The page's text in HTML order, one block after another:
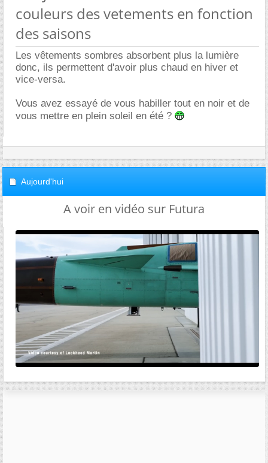
couleurs des vetements en fonction
des saisons
Les vêtements sombres absorbent plus la lumière
donc, ils permettent d'avoir plus chaud en hiver et
vice-versa.
Vous avez essayé de vous habiller tout en noir et de
vous mettre en plein soleil en été ?
Aujourd'hui
A voir en vidéo sur Futura